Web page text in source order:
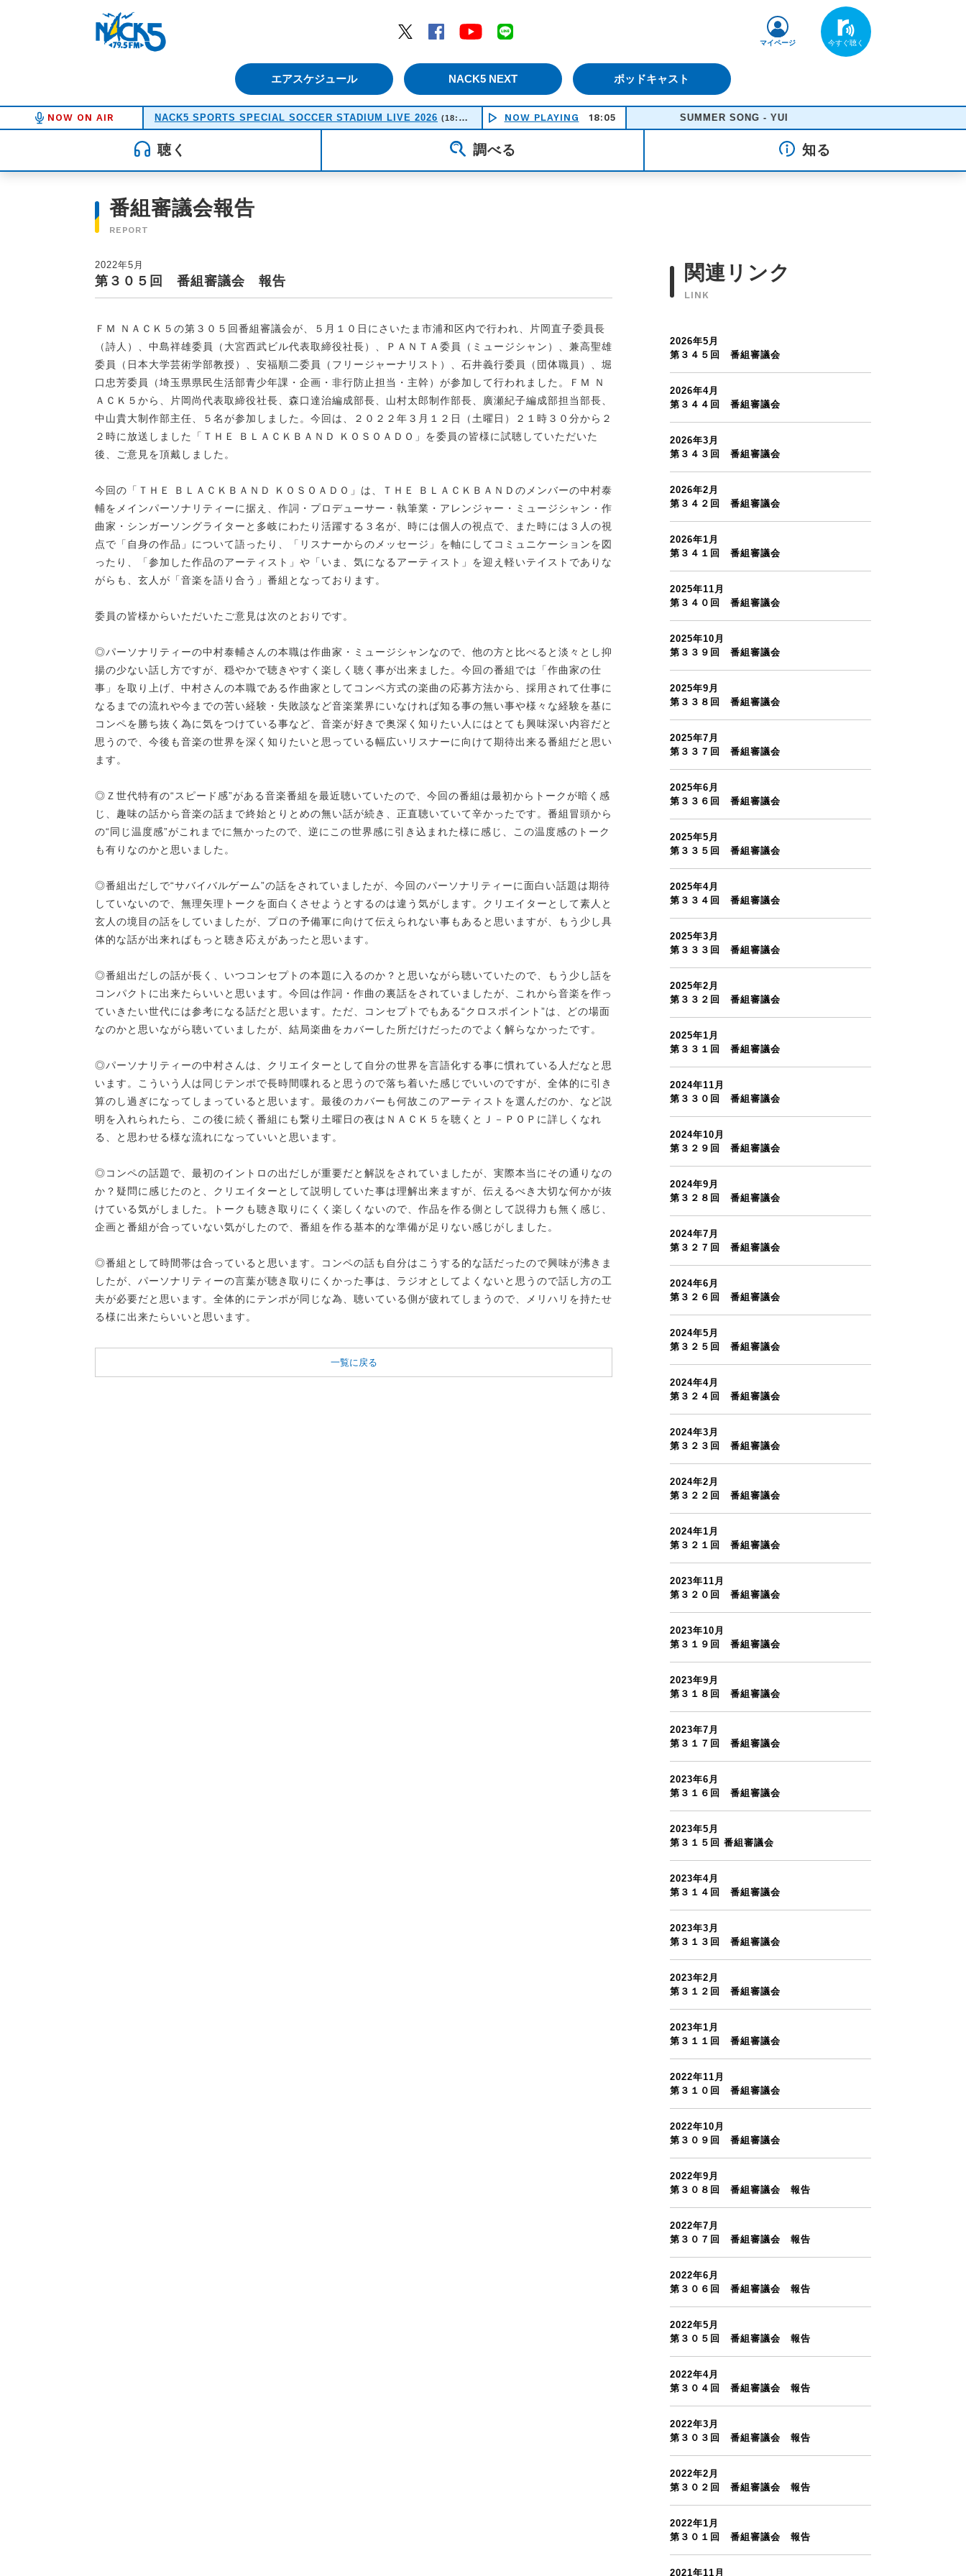
Twitter
Facebook YouTube
エアスケジュール NACK5 NEXT ポッドキャスト
マイページ
NOW ON AIR NACK5 SPORTS SPECIAL SOCCER STADIUM LIVE 2026 (18:50-21:30) NOW PLAYING 18:05 SUMMER SONG - YUI
聴く 調べる 知る
番組審議会報告
REPORT
2022年5月
第３０５回 番組審議会 報告
ＦＭ ＮＡＣＫ５の第３０５回番組審議会が、５月１０日にさいたま市浦和区内で行われ、片岡直子委員長
（詩人）、中島祥雄委員（大宮西武ビル代表取締役社長）、ＰＡＮＴＡ委員（ミュージシャン）、兼高聖雄
委員（日本大学芸術学部教授）、安福順二委員（フリージャーナリスト）、石井義行委員（団体職員）、堀
口忠芳委員（埼玉県県民生活部青少年課・企画・非行防止担当・主幹）が参加して行われました。ＦＭ Ｎ
ＡＣＫ５から、片岡尚代表取締役社長、森口達治編成部長、山村太郎制作部長、廣瀬紀子編成部担当部長、
中山貴大制作部主任、５名が参加しました。今回は、２０２２年３月１２日（土曜日）２１時３０分から２
２時に放送しました「ＴＨＥ ＢＬＡＣＫＢＡＮＤ ＫＯＳＯＡＤＯ」を委員の皆様に試聴していただいた
後、ご意見を頂戴しました。
今回の「ＴＨＥ ＢＬＡＣＫＢＡＮＤ ＫＯＳＯＡＤＯ」は、ＴＨＥ ＢＬＡＣＫＢＡＮＤのメンバーの中村泰
輔をメインパーソナリティーに据え、作詞・プロデューサー・執筆業・アレンジャー・ミュージシャン・作
曲家・シンガーソングライターと多岐にわたり活躍する３名が、時には個人の視点で、また時には３人の視
点で「自身の作品」について語ったり、「リスナーからのメッセージ」を軸にしてコミュニケーションを図
ったり、「参加した作品のアーティスト」や「いま、気になるアーティスト」を迎え軽いテイストでありな
がらも、玄人が「音楽を語り合う」番組となっております。
委員の皆様からいただいたご意見は次のとおりです。
◎パーソナリティーの中村泰輔さんの本職は作曲家・ミュージシャンなので、他の方と比べると淡々とし抑
揚の少ない話し方ですが、穏やかで聴きやすく楽しく聴く事が出来ました。今回の番組では「作曲家の仕
事」を取り上げ、中村さんの本職である作曲家としてコンペ方式の楽曲の応募方法から、採用されて仕事に
なるまでの流れや今までの苦い経験・失敗談など音楽業界にいなければ知る事の無い事や様々な経験を基に
コンペを勝ち抜く為に気をつけている事など、音楽が好きで奥深く知りたい人にはとても興味深い内容だと
思うので、今後も音楽の世界を深く知りたいと思っている幅広いリスナーに向けて期待出来る番組だと思い
ます。
◎Ｚ世代特有の“スピード感”がある音楽番組を最近聴いていたので、今回の番組は最初からトークが暗く感
じ、趣味の話から音楽の話まで終始とりとめの無い話が続き、正直聴いていて辛かったです。番組冒頭から
の“同じ温度感”がこれまでに無かったので、逆にこの世界感に引き込まれた様に感じ、この温度感のトーク
も有りなのかと思いました。
◎番組出だしで“サバイバルゲーム”の話をされていましたが、今回のパーソナリティーに面白い話題は期待
していないので、無理矢理トークを面白くさせようとするのは違う気がします。クリエイターとして素人と
玄人の境目の話をしていましたが、プロの予備軍に向けて伝えられない事もあると思いますが、もう少し具
体的な話が出来ればもっと聴き応えがあったと思います。
◎番組出だしの話が長く、いつコンセプトの本題に入るのか？と思いながら聴いていたので、もう少し話を
コンパクトに出来たらいいと思います。今回は作詞・作曲の裏話をされていましたが、これから音楽を作っ
ていきたい世代には参考になる話だと思います。ただ、コンセプトでもある“クロスポイント”は、どの場面
なのかと思いながら聴いていましたが、結局楽曲をカバーした所だけだったのでよく解らなかったです。
◎パーソナリティーの中村さんは、クリエイターとして自分の世界を言語化する事に慣れている人だなと思
います。こういう人は同じテンポで長時間喋れると思うので落ち着いた感じでいいのですが、全体的に引き
算のし過ぎになってしまっていると思います。最後のカバーも何故このアーティストを選んだのか、など説
明を入れられたら、この後に続く番組にも繋り土曜日の夜はＮＡＣＫ５を聴くとＪ－ＰＯＰに詳しくなれ
る、と思わせる様な流れになっていいと思います。
◎コンペの話題で、最初のイントロの出だしが重要だと解説をされていましたが、実際本当にその通りなの
か？疑問に感じたのと、クリエイターとして説明していた事は理解出来ますが、伝えるべき大切な何かが抜
けている気がしました。トークも聴き取りにくく楽しくないので、作品を作る側として説得力も無く感じ、
企画と番組が合っていない気がしたので、番組を作る基本的な準備が足りない感じがしました。
◎番組として時間帯は合っていると思います。コンペの話も自分はこうする的な話だったので興味が沸きま
したが、パーソナリティーの言葉が聴き取りにくかった事は、ラジオとしてよくないと思うので話し方の工
夫が必要だと思います。全体的にテンポが同じな為、聴いている側が疲れてしまうので、メリハリを持たせ
る様に出来たらいいと思います。
一覧に戻る
関連リンク
LINK
2026年5月
第３４５回 番組審議会
2026年4月
第３４４回 番組審議会
2026年3月
第３４３回 番組審議会
2026年2月
第３４２回 番組審議会
2026年1月
第３４１回 番組審議会
2025年11月
第３４０回 番組審議会
2025年10月
第３３９回 番組審議会
2025年9月
第３３８回 番組審議会
2025年7月
第３３７回 番組審議会
2025年6月
第３３６回 番組審議会
2025年5月
第３３５回 番組審議会
2025年4月
第３３４回 番組審議会
2025年3月
第３３３回 番組審議会
2025年2月
第３３２回 番組審議会
2025年1月
第３３１回 番組審議会
2024年11月
第３３０回 番組審議会
2024年10月
第３２９回 番組審議会
2024年9月
第３２８回 番組審議会
2024年7月
第３２７回 番組審議会
2024年6月
第３２６回 番組審議会
2024年5月
第３２５回 番組審議会
2024年4月
第３２４回 番組審議会
2024年3月
第３２３回 番組審議会
2024年2月
第３２２回 番組審議会
2024年1月
第３２１回 番組審議会
2023年11月
第３２０回 番組審議会
2023年10月
第３１９回 番組審議会
2023年9月
第３１８回 番組審議会
2023年7月
第３１７回 番組審議会
2023年6月
第３１６回 番組審議会
2023年5月
第３１５回 番組審議会
2023年4月
第３１４回 番組審議会
2023年3月
第３１３回 番組審議会
2023年2月
第３１２回 番組審議会
2023年1月
第３１１回 番組審議会
2022年11月
第３１０回 番組審議会
2022年10月
第３０９回 番組審議会
2022年9月
第３０８回 番組審議会 報告
2022年7月
第３０７回 番組審議会 報告
2022年6月
第３０６回 番組審議会 報告
2022年5月
第３０５回 番組審議会 報告
2022年4月
第３０４回 番組審議会 報告
2022年3月
第３０３回 番組審議会 報告
2022年2月
第３０２回 番組審議会 報告
2022年1月
第３０１回 番組審議会 報告
2021年11月